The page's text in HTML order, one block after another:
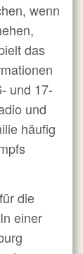
wenn
das
und 17-
und
häufig
die
einer